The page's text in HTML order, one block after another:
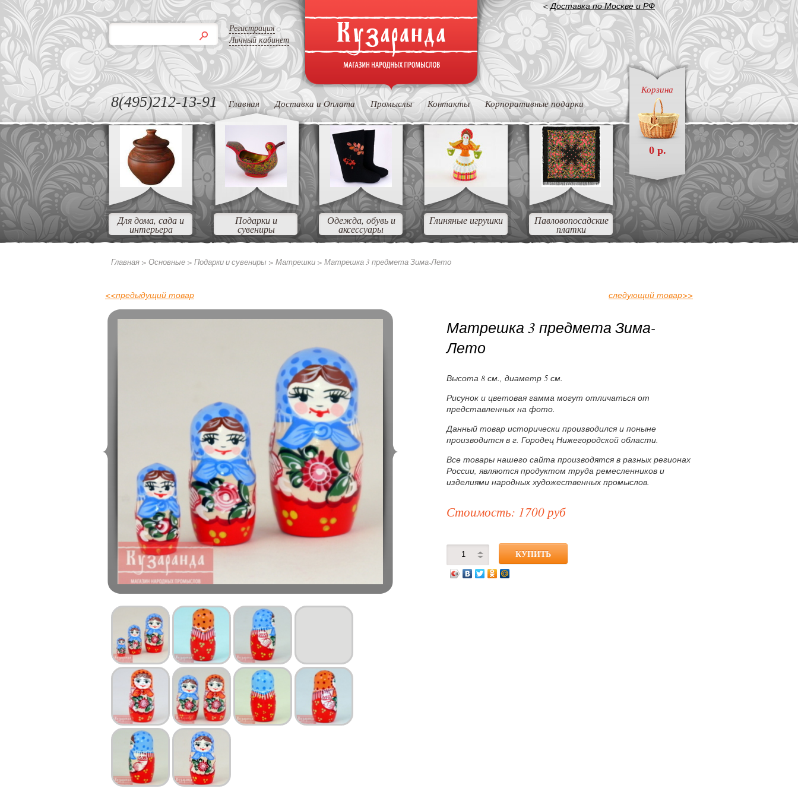
Регистрация
Личный кабинет
<Доставка по Москве и РФ
Корзина
0 р.
8(495)212-13-91 Главная Доставка и Оплата Промыслы Контакты Корпоративные подарки
Для дома, сада и
интерьера
Подарки и
сувениры
Одежда, обувь и
аксессуары
Глиняные игрушки Павловопосадские
платки
Главная > Основные > Подарки и сувениры > Матрешки > Матрешка 3 предмета Зима-Лето
<<предыдущий товар следующий товар>>
Матрешка 3 предмета Зима-
Лето
Высота 8 см., диаметр 5 см.
Рисунок и цветовая гамма могут отличаться от
представленных на фото.
Данный товар исторически производился и поныне
производится в г. Городец Нижегородской области.
Все товары нашего сайта производятся в разных регионах
России, являются продуктом труда ремесленников и
изделиями народных художественных промыслов.
Стоимость: 1700 руб